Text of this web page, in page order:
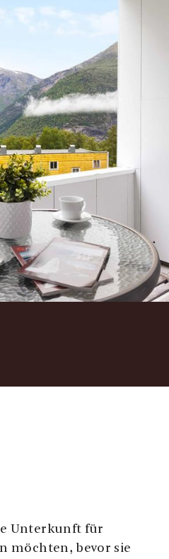
Unterkunft für
möchten, bevor sie